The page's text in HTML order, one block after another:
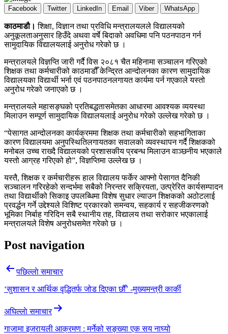
Facebook Twitter LinkedIn Email Viber WhatsApp
काठमाडौ। शिक्षा, विज्ञान तथा प्रविधि मन्त्रालयलले विद्यालयको
अनुकूलताअनुसार हिउँदे अथवा वर्षे बिदाको अवधिमा पनि पठनपाठन गर्न
सामुदायिक विद्यालयलाई अनुरोध गरेको छ ।
मन्त्रालयले विज्ञप्ति जारी गर्दै विस २०८१ चैत महिनामा सञ्चालन गरिएको
शिक्षक तथा कर्मचारीको काठमाडौँ केन्द्रित आन्दोलनका कारण सामुदायिक
विद्यालयका विद्यार्थी भर्ना एवं पठनपाठनलगायत कार्यमा पर्न गएकाले यस्तो
अनुरोध गरेको जनाएको छ ।
मन्त्रालयले महासङ्घको प्रतिबद्धतासमेतका आधारमा आवश्यक व्ययस्था
मिलाउन सम्पूर्ण सामुदायिक विद्यालयलाई अनुरोध गरेको उल्लेख गरेको छ ।
“पेसागत आन्दोलनका कार्यक्रममा शिक्षक तथा कर्मचारीको सहभागिताका
कारण विद्यालयमा अनुपस्थितिलगायतका सवालको व्यवस्थापन गर्दै शिक्षकको
मनोबल उच्च राख्दै विद्यालयको प्रशासकीय प्रबन्ध मिलाउन वाञ्छनीय भएकाले
यस्तो आग्रह गरिएको हो”, विज्ञप्तिमा उल्लेख छ ।
यस्तै, शिक्षक र कर्मचारीहरू हाल विद्यालय फर्केर आफ्नो पेसागत दैनिकी
सञ्चालन गरिरहेको सन्दर्भमा सबैको निरन्तर सक्रियता, उत्प्रेरित कार्यसम्पादन
तथा विद्यार्थीको सिकाइ उपलब्धिमा विशेष सुधार ल्याउन शिक्षकको अठोटलाई
प्रवर्द्धन गर्ने उद्देश्यले विशिष्ट प्रकारको समन्वय, सहकार्य र सहजीकरणको
भूमिका निर्बाह गरिदिन सबै स्थानीय तह, विद्यालय तथा सरोकार भएकालाई
मन्त्रालयले विशेष अनुरोधसमेत गरेको छ ।
Post navigation
पछिल्लाे समाचार
‘सुशासन र आर्थिक वृद्धितर्फ जोड दिएका छौँ’ -मुख्यमन्त्री कार्की
अघिल्लाे समाचार
गाजामा इजरायली आक्रमण : मर्नेको सङ्ख्या एक सय नाघ्यो